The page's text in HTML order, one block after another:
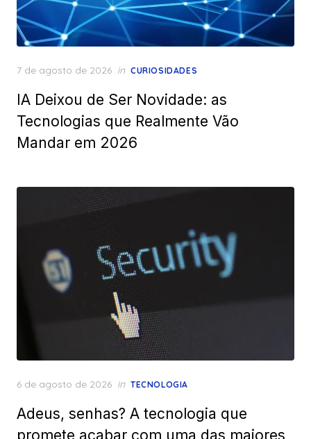
Posted
7 de agosto de 2026 in CURIOSIDADES
IA Deixou de Ser Novidade: as
Tecnologias que Realmente Vão
Mandar em 2026
Posted
6 de agosto de 2026 in TECNOLOGIA
Adeus, senhas? A tecnologia que
promete acabar com uma das maiores